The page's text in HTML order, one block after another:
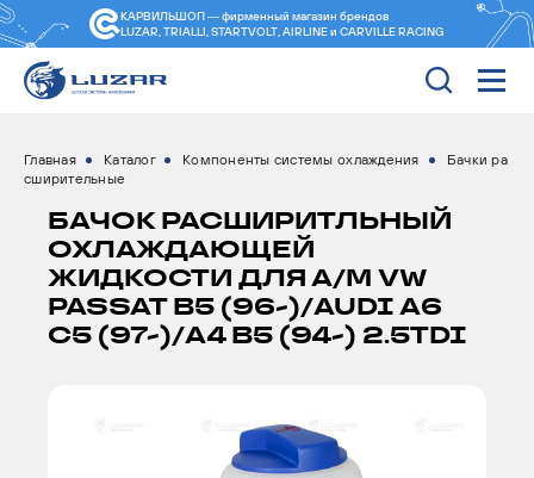
КАРВИЛЬШОП — фирменный магазин брендов
LUZAR, TRIALLI, STARTVOLT, AIRLINE и CARVILLE RACING
Главная Каталог Компоненты системы охлаждения
Бачки ра
сширительные
БАЧОК РАСШИРИТЛЬНЫЙ
ОХЛАЖДАЮЩЕЙ
ЖИДКОСТИ ДЛЯ А/М VW
PASSAT B5 (96-)/AUDI А6
С5 (97-)/A4 B5 (94-) 2.5TDI